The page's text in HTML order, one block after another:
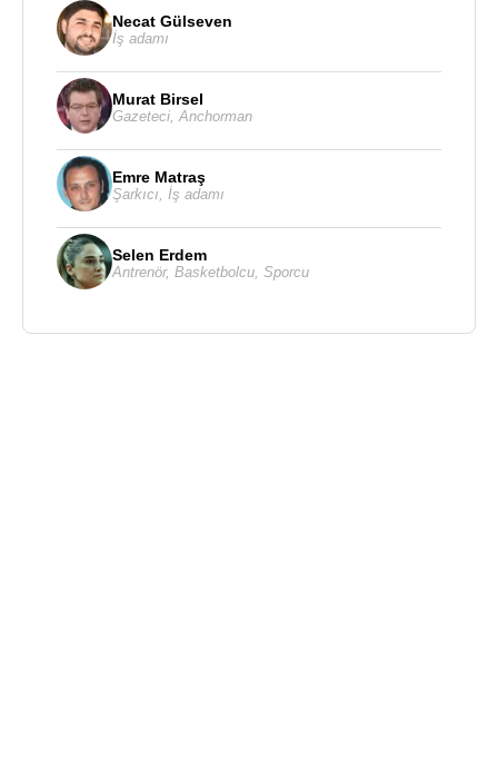
Necat Gülseven
İş adamı
Murat Birsel
Gazeteci,Anchorman
Emre Matraş
Şarkıcı, İş adamı
Selen Erdem
Antrenör, Basketbolcu, Sporcu